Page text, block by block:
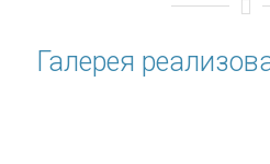
Галерея